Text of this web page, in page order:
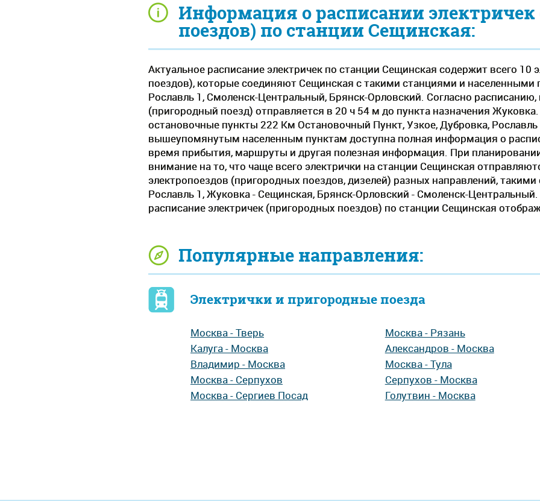
Информация о расписании
поездов) по станции Сещинская:
Актуальное расписание электричек по станции Сещинская содержит всего 10
поездов), которые соединяют Сещинская с такими станциями и населенными
Рославль 1, Смоленск-Центральный, Брянск-Орловский. Согласно расписанию,
(пригородный поезд) отправляется в 20 ч 54 м до пункта назначения
остановочные пункты 222 Км Остановочный Пункт, Узкое, Дубровка,
вышеупомянутым населенным пунктам доступна полная информация о
время прибытия, маршруты и другая полезная информация. При
внимание на то, что чаще всего электрички на станции Сещинская
электропоездов (пригородных поездов, дизелей) разных направлений,
Рославль 1, Жуковка - Сещинская, Брянск-Орловский - Смоленск-
расписание электричек (пригородных поездов) по станции Сещинская
Популярные направления:
Электрички и пригородные поезда
Москва - Тверь
Калуга - Москва
Владимир - Москва
Москва - Серпухов
Москва - Сергиев Посад
Москва - Рязань
Александров - Москва
Москва - Тула
Серпухов - Москва
Голутвин - Москва